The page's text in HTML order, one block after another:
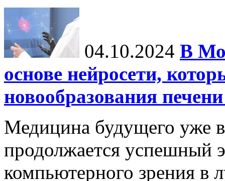
04.10.2024 В
основе нейросети,
новообразования
Медицина будущего уже
продолжается успешный
компьютерного зрения в